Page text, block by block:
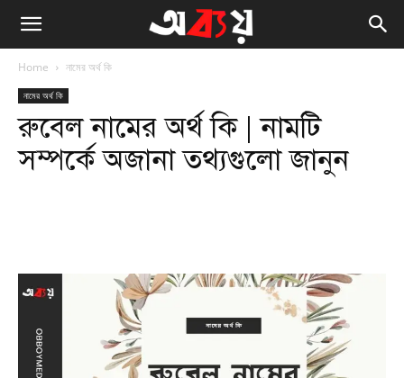
Home নামের অর্থ কি
নামের অর্থ কি
রুবেল নামের অর্থ কি | নামটি
সম্পর্কে অজানা তথ্যগুলো জানুন